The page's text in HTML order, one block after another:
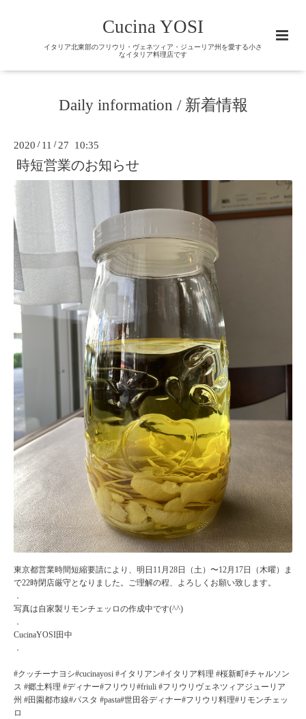
Cucina YOSI
イタリア北東部のフリウリ・ヴェネツィア・ジューリア州を愛する小さ
なイタリア料理店です
Daily information / 新着情報
2020 / 11 / 27 10:35
時短営業のお知らせ
東京都営業時間短縮要請により、明日11月28日（土）〜12月17日（木曜）ま
で22時閉店厳守となりました。ご理解の程、よろしくお願い致します。
．
写真は自家製リモンチェッロの作成中です(^^)
．
CucinaYOSI田中
．
#クッチーナヨシ#cucinayosi #イタリアン#イタリア料理 #桜新町#チャルソン
ス #郷土料理 #ディナー#フリウリ#friuli #フリウリヴェネツィアジューリア
州 #田園都市線#パスタ #pasta#世田谷ディナー#フリウリ料理#リモンチェッ
ロ